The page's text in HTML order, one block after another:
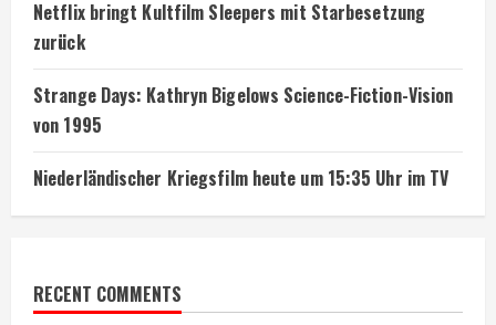
Netflix bringt Kultfilm Sleepers mit Starbesetzung
zurück
Strange Days: Kathryn Bigelows Science-Fiction-Vision
von 1995
Niederländischer Kriegsfilm heute um 15:35 Uhr im TV
RECENT COMMENTS